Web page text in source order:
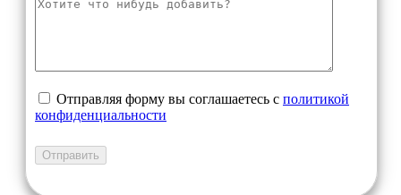
Отправляя форму вы соглашаетесь с политикой
конфиденциальности